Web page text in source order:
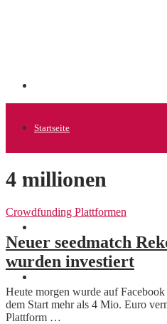
Startseite
Allgemein
4 millionen
Crowdfunding Plattformen
Neuer seedmatch
wurden investiert
Heute morgen wurde auf Facebook
dem Start mehr als 4 Mio. Euro
Plattform …